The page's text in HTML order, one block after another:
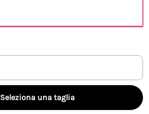
Seleziona una taglia